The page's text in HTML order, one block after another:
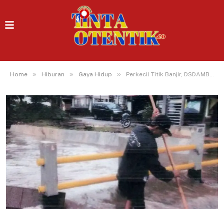
Home » Hiburan » Gaya Hidup » Perkecil Titik Banjir, DSDAMBK Tangsel Targetkan Pembangunan 9 Jembatan